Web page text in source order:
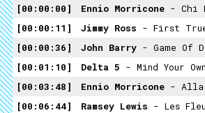
00:00:00 Ennio Morricone - Chi Mai /
00:00:11
Jimmy Ross - First True Love
00:00:36
John Barry - Game Of
00:01:10
Delta 5 - Mind Your
00:03:48
Ennio Morricone - Alla
00:06:44
Ramsey Lewis - Les